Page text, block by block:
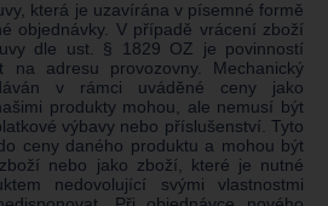
která je uzavírána v písemné formě
objednávky. V případě vrácení zboží
dle ust. § 1829 OZ je povinností
na adresu provozovny. Mechanický
v rámci uváděné ceny jako
produkty mohou, ale nemusí být
výbavy nebo příslušenství. Tyto
ceny daného produktu a mohou být
nebo jako zboží, které je nutné
nedovolující svými vlastnostmi